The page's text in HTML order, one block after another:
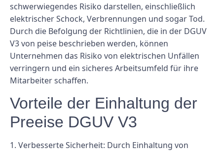
schwerwiegendes Risiko darstellen, einschließlich
elektrischer Schock, Verbrennungen und sogar Tod.
Durch die Befolgung der Richtlinien, die in der DGUV
V3 von peise beschrieben werden, können
Unternehmen das Risiko von elektrischen Unfällen
verringern und ein sicheres Arbeitsumfeld für ihre
Mitarbeiter schaffen.
Vorteile der Einhaltung der
Preeise DGUV V3
1. Verbesserte Sicherheit: Durch Einhaltung von